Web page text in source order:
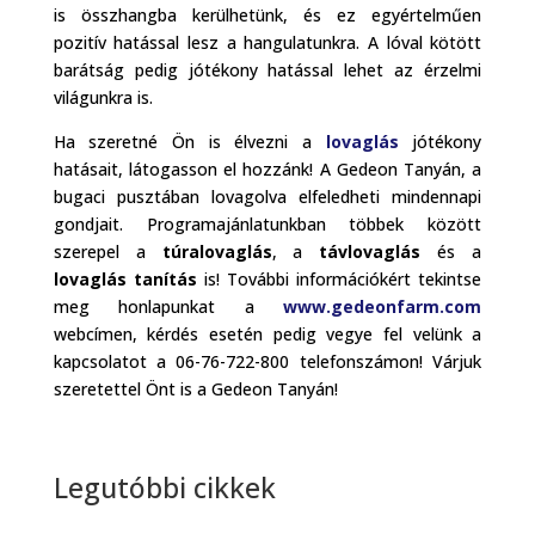
is összhangba kerülhetünk, és ez egyértelműen
pozitív hatással lesz a hangulatunkra. A lóval kötött
barátság pedig jótékony hatással lehet az érzelmi
világunkra is.
Ha szeretné Ön is élvezni a lovaglás jótékony
hatásait, látogasson el hozzánk! A Gedeon Tanyán, a
bugaci pusztában lovagolva elfeledheti mindennapi
gondjait. Programajánlatunkban többek között
szerepel a túralovaglás, a távlovaglás és a
lovaglás tanítás is! További információkért tekintse
meg honlapunkat awww.gedeonfarm.com
webcímen, kérdés esetén pedig vegye fel velünk a
kapcsolatot a 06-76-722-800 telefonszámon! Várjuk
szeretettel Önt is a Gedeon Tanyán!
Legutóbbi cikkek